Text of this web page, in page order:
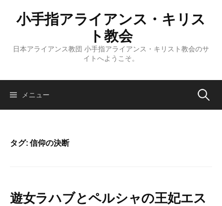
ス
小手指アライアンス・キリス
ト教会
日本アライアンス教団 小手指アライアンス・キリスト教会のサ
イトへようこそ。
メニュー 検
タグ:信仰の決断
遊女ラハブとペルシャの王妃エス